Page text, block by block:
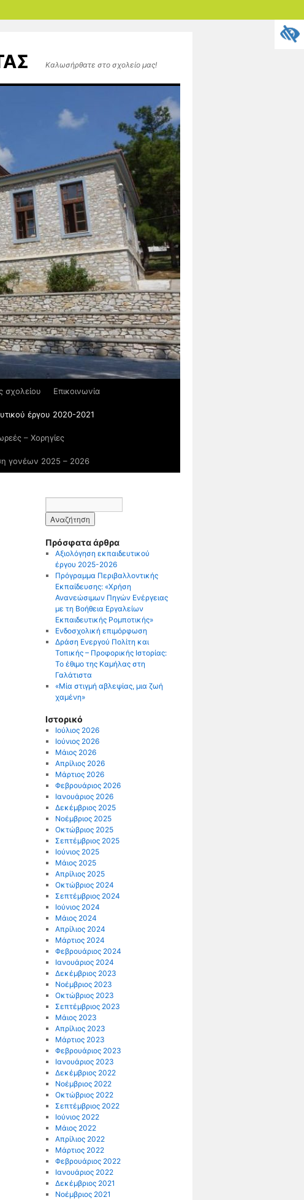
Καλωσήρθατε στο σχολείο μας!
σχολείου Επικοινωνία
έργου 2020-2021
– Χορηγίες
γονέων 2025 – 2026
Πρόσφατα άρθρα
Αξιολόγηση εκπαιδευτικού
έργου 2025-2026
Πρόγραμμα Περιβαλλοντικής
Εκπαίδευσης: «Χρήση
Ανανεώσιμων Πηγών Ενέργειας
με τη Βοήθεια Εργαλείων
Εκπαιδευτικής Ρομποτικής»
Ενδοσχολική επιμόρφωση
Δράση Ενεργού Πολίτη και
Τοπικής – Προφορικής Ιστορίας:
Το έθιμο της Καμήλας στη
Γαλάτιστα
«Μία στιγμή αβλεψίας, μια ζωή
χαμένη»
Ιστορικό
Ιούλιος 2026
Ιούνιος 2026
Μάιος 2026
Απρίλιος 2026
Μάρτιος 2026
Φεβρουάριος 2026
Ιανουάριος 2026
Δεκέμβριος 2025
Νοέμβριος 2025
Οκτώβριος 2025
Σεπτέμβριος 2025
Ιούνιος 2025
Μάιος 2025
Απρίλιος 2025
Οκτώβριος 2024
Σεπτέμβριος 2024
Ιούνιος 2024
Μάιος 2024
Απρίλιος 2024
Μάρτιος 2024
Φεβρουάριος 2024
Ιανουάριος 2024
Δεκέμβριος 2023
Νοέμβριος 2023
Οκτώβριος 2023
Σεπτέμβριος 2023
Μάιος 2023
Απρίλιος 2023
Μάρτιος 2023
Φεβρουάριος 2023
Ιανουάριος 2023
Δεκέμβριος 2022
Νοέμβριος 2022
Οκτώβριος 2022
Σεπτέμβριος 2022
Ιούνιος 2022
Μάιος 2022
Απρίλιος 2022
Μάρτιος 2022
Φεβρουάριος 2022
Ιανουάριος 2022
Δεκέμβριος 2021
Νοέμβριος 2021